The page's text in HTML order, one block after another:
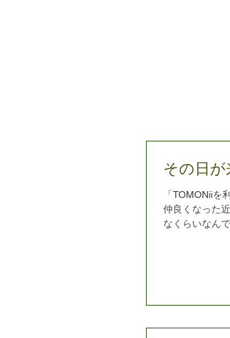
その日が
「TOMONiiを
仲良くなった
なくらいなん
なくても い